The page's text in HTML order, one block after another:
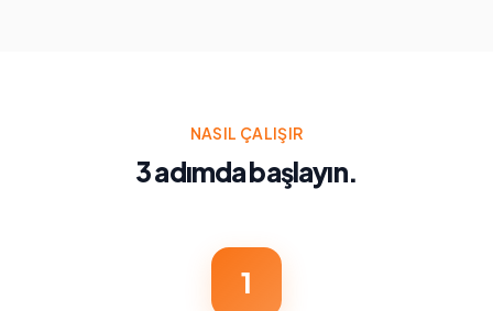
NASIL ÇALIŞIR
3 adımda başlayın.
1